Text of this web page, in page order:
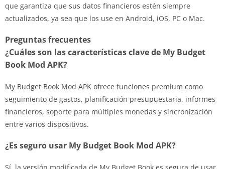
que garantiza que sus datos financieros estén siempre
actualizados, ya sea que los use en Android, iOS, PC o Mac.
Preguntas frecuentes
¿Cuáles son las características clave de My Budget
Book Mod APK?
My Budget Book Mod APK ofrece funciones premium como
seguimiento de gastos, planificación presupuestaria, informes
financieros, soporte para múltiples monedas y sincronización
entre varios dispositivos.
¿Es seguro usar My Budget Book Mod APK?
Sí, la versión modificada de My Budget Book es segura de usar.